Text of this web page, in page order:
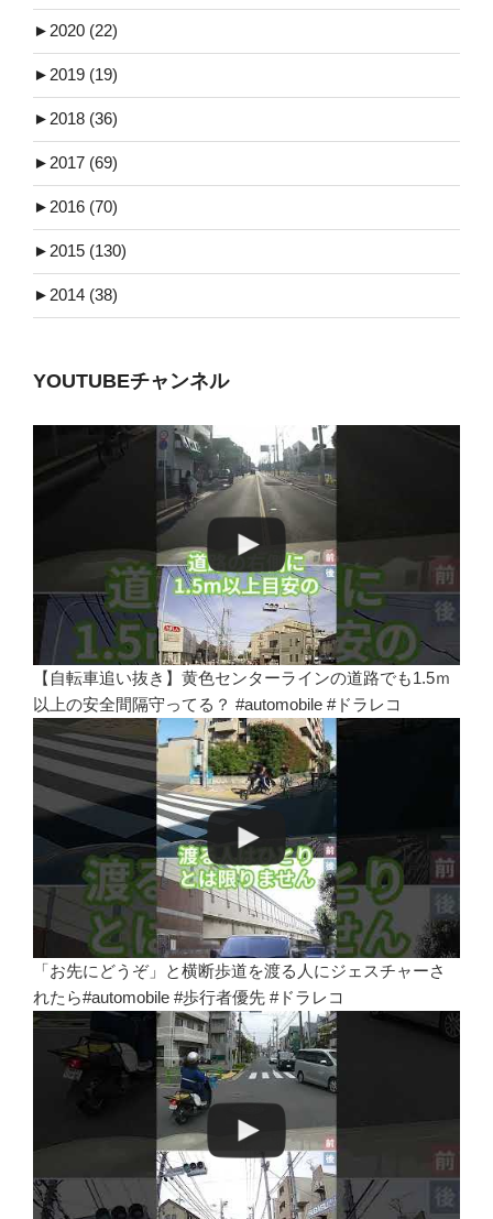
► 2020 (22)
► 2019 (19)
► 2018 (36)
► 2017 (69)
► 2016 (70)
► 2015 (130)
► 2014 (38)
YOUTUBEチャンネル
【自転車追い抜き】黄色センターラインの道路でも1.5ｍ
以上の安全間隔守ってる？ #automobile #ドラレコ
「お先にどうぞ」と横断歩道を渡る人にジェスチャーさ
れたら#automobile #歩行者優先 #ドラレコ